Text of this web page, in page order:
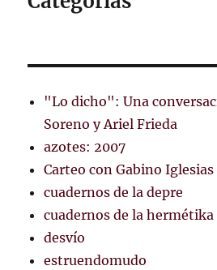
"Lo dicho": Una
Soreno y Ariel Frieda
azotes: 2007
Carteo con Gabino Iglesias
cuadernos de la depre
cuadernos de la hermétika
desvío
estruendomudo